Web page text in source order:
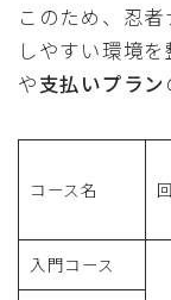
このため、忍
しやすい環境
や支払いプラン
コース名
入門コース